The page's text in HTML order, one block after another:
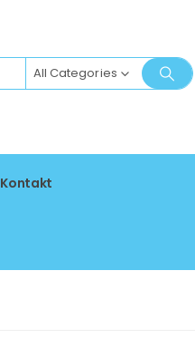
All Categories
Kontakt